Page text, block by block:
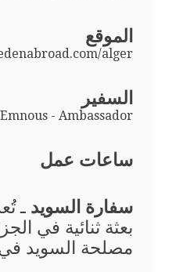
الموقع
alger
السفير
Emnous - Ambassador
ساعات عمل
سفارة السويدـ
بعثة ثنائية في
مصلحة السويد في